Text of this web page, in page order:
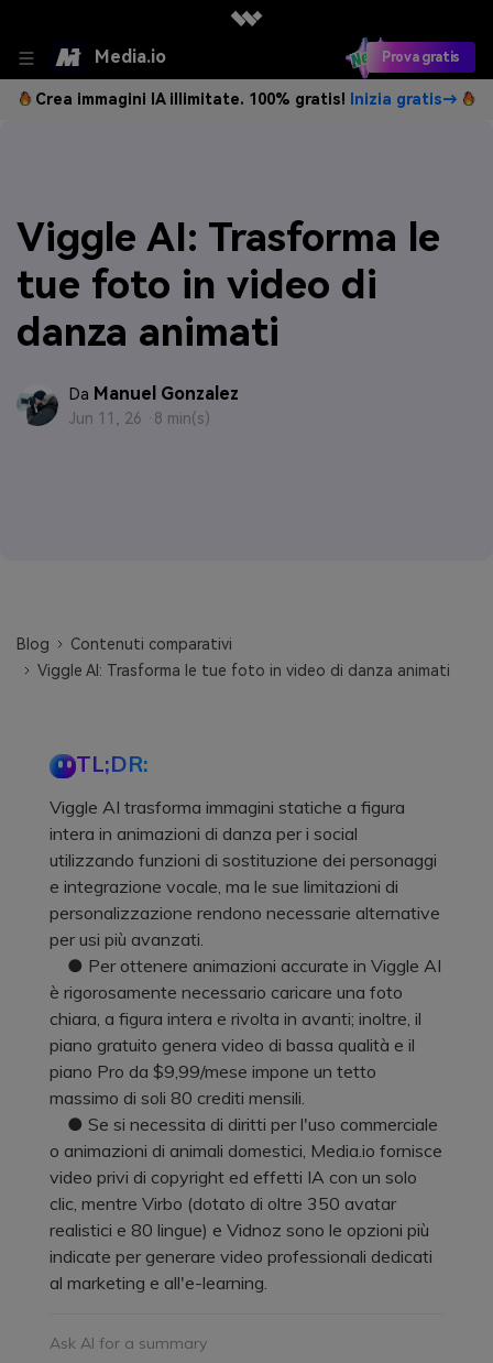
Media.io Prova gratis
Crea immagini IA illimitate. 100% gratis! Inizia gratis→
Viggle AI: Trasforma le
tue foto in video di
danza animati
Da Manuel Gonzalez
Jun 11, 26 · 8 min(s)
Blog
Contenuti comparativi
Viggle AI: Trasforma le tue foto in video di danza animati
TL;DR:
Viggle AI trasforma immagini statiche a figura
intera in animazioni di danza per i social
utilizzando funzioni di sostituzione dei personaggi
e integrazione vocale, ma le sue limitazioni di
personalizzazione rendono necessarie alternative
per usi più avanzati.
● Per ottenere animazioni accurate in Viggle AI
è rigorosamente necessario caricare una foto
chiara, a figura intera e rivolta in avanti; inoltre, il
piano gratuito genera video di bassa qualità e il
piano Pro da $9,99/mese impone un tetto
massimo di soli 80 crediti mensili.
● Se si necessita di diritti per l'uso commerciale
o animazioni di animali domestici, Media.io fornisce
video privi di copyright ed effetti IA con un solo
clic, mentre Virbo (dotato di oltre 350 avatar
realistici e 80 lingue) e Vidnoz sono le opzioni più
indicate per generare video professionali dedicati
al marketing e all'e-learning.
Ask AI for a summary